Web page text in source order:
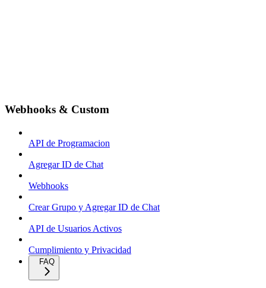
Webhooks & Custom
API de Programacion
Agregar ID de Chat
Webhooks
Crear Grupo y Agregar ID de Chat
API de Usuarios Activos
Cumplimiento y Privacidad
FAQ